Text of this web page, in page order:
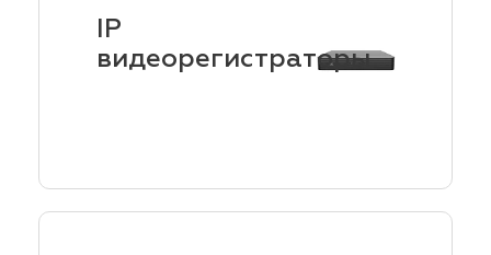
IP
видеорегистраторы